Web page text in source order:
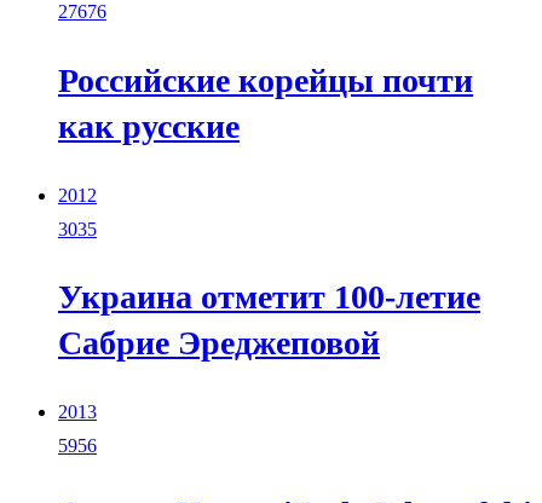
27676
Российские корейцы почти
как русские
2012
3035
Украина отметит 100-летие
Сабрие Эреджеповой
2013
5956